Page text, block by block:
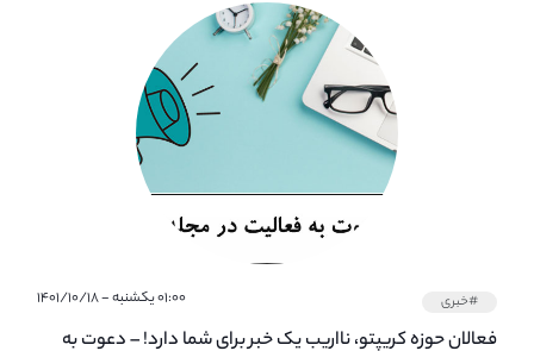
#خبری ۰۱:۰۰ یکشنبه - ۱۴۰۱/۱۰/۱۸
فعالان حوزه کریپتو، نااریب یک خبر برای شما دارد! – دعوت به